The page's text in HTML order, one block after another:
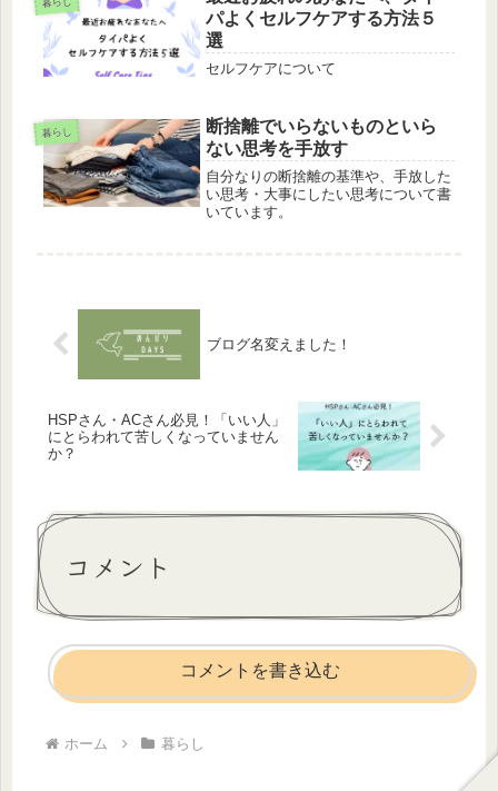
パよくセルフケアする方法５
選
セルフケアについて
暮らし
断捨離でいらないものといら
ない思考を手放す
自分なりの断捨離の基準や、手放した
い思考・大事にしたい思考について書
いています。
ブログ名変えました！
HSPさん・ACさん必見！「いい人」
にとらわれて苦しくなっていません
か？
コメント
コメントを書き込む
ホーム 暮らし